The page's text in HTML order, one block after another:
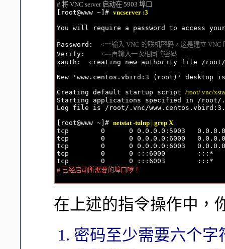
# 将 VNC server 启动在 5903 埠口
[root@www ~]# vncserver :3
You will require a password to access
Password: <==输入 VNC 的联机密码，这是建立 VNC
Verify: <==再输入一次相同的密码
xauth:  creating new authority file /
New 'www.centos.vbird:3 (root)' desktop
Creating default startup script /root/.vnc/
Starting applications specified in /root/
Log file is /root/.vnc/
[root@www ~]# netstat -tulnp | grep X
tcp        0      0 0.0.0.0:5903
tcp        0      0 0.0.0.0:6000
tcp        0      0 0.0.0.0:6003
tcp        0      0 :::6000        :::*
# 已经启动所需要的埠口啰！
在上述的指令操作中，
密码至少需要六个字